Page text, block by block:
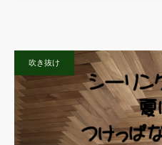
吹き抜け